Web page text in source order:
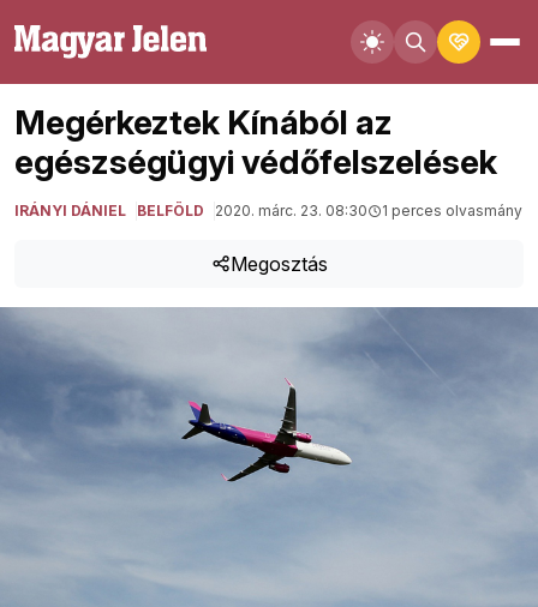
Megérkeztek Kínából az
egészségügyi védőfelszelések
IRÁNYI DÁNIEL BELFÖLD 2020. márc. 23. 08:30 1 perces olvasmány
Megosztás